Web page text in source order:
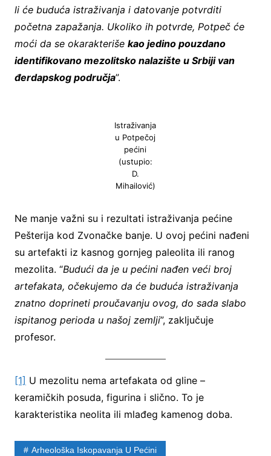
li će buduća istraživanja i datovanje potvrditi
početna zapažanja. Ukoliko ih potvrde, Potpeč će
moći da se okarakteriše kao jedino pouzdano
identifikovano mezolitsko nalazište u Srbiji van
đerdapskog područja”.
Istraživanja
u Potpečoj
pećini
(ustupio:
D.
Mihailović)
Ne manje važni su i rezultati istraživanja pećine
Pešterija kod Zvonačke banje. U ovoj pećini nađeni
su artefakti iz kasnog gornjeg paleolita ili ranog
mezolita. “Budući da je u pećini nađen veći broj
artefakata, očekujemo da će buduća istraživanja
znatno doprineti proučavanju ovog, do sada slabo
ispitanog perioda u našoj zemlji”, zaključuje
profesor.
[1] U mezolitu nema artefakata od gline –
keramičkih posuda, figurina i slično. To je
karakteristika neolita ili mlađeg kamenog doba.
Arheološka Iskopavanja U Pećini